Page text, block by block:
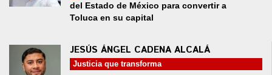
del Estado de México para convertir a
Toluca en su capital
JESÚS ÁNGEL CADENA ALCALÁ
Justicia que transforma